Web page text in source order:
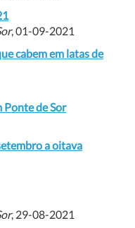
, 01-09-2021
cabem em latas de
Ponte de Sor
a oitava
, 29-08-2021